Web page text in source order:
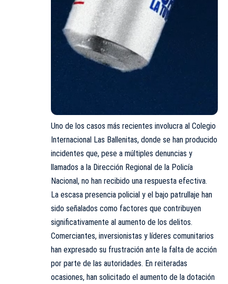
Uno de los casos más recientes involucra al Colegio
Internacional Las Ballenitas, donde se han producido
incidentes que, pese a múltiples denuncias y
llamados a la Dirección Regional de la Policía
Nacional, no han recibido una respuesta efectiva.
La escasa presencia policial y el bajo patrullaje han
sido señalados como factores que contribuyen
significativamente al aumento de los delitos.
Comerciantes, inversionistas y líderes comunitarios
han expresado su frustración ante la falta de acción
por parte de las autoridades. En reiteradas
ocasiones, han solicitado el aumento de la dotación